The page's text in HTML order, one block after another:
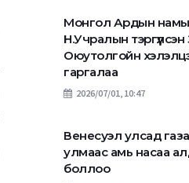
Монгол Ардын
Н.Учралын
Оюутолгойн
гаргалаа
2026/07/01, 10:47
Венесуэл улсад
улмаас амь насаа
боллоо